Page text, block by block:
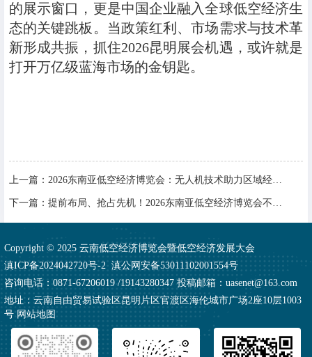
的展示窗口，更是中国企业融入全球低空经济生
态的关键跳板。当政策红利、市场需求与技术革
新形成共振，抓住2026昆明展会机遇，或许就是
打开万亿级蓝海市场的金钥匙。
上一篇： 2026东南亚低空经济博览会：无人机技术助力区域经济发展
下一篇： 提前布局、抢占先机！2026东南亚低空经济博览会不止于展，更是生态
Copyright © 2025 云南低空经济博览会暨低空经济发展大会
滇ICP备2024042720号-2滇公网安备53011102001554号
咨询电话：0871-67206019 /19143280347 投稿邮箱：uasenet@163.com
地址：云南自由贸易试验区昆明片区官渡区海伦城市广场2座10层1003
号网站地图